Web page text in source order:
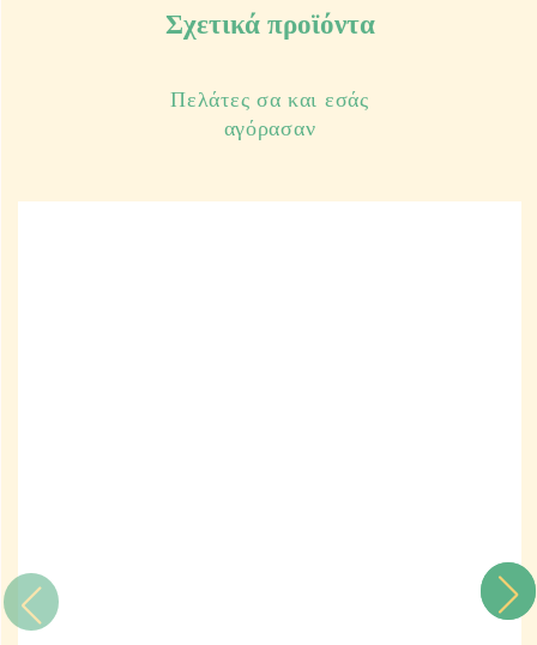
Σχετικά προϊόντα
Πελάτες σα και εσάς
αγόρασαν